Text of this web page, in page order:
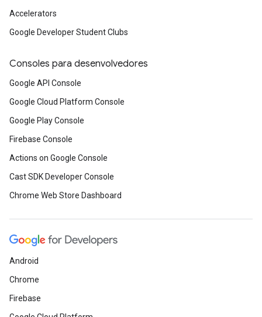
Accelerators
Google Developer Student Clubs
Consoles para desenvolvedores
Google API Console
Google Cloud Platform Console
Google Play Console
Firebase Console
Actions on Google Console
Cast SDK Developer Console
Chrome Web Store Dashboard
Android
Chrome
Firebase